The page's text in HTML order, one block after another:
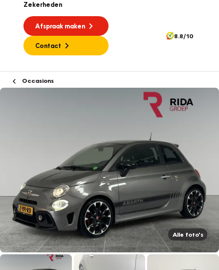
Zekerheden
Afspraak maken
Contact
8.8/10
Occasions
Alle foto's